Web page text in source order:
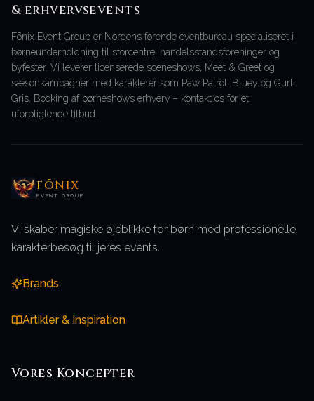
& erhvervsevents
Fōnix Event Group er Nordens førende eventbureau specialiseret i
børneunderholdning til storcentre, handelsstandsforeninger og
byfester. Vi leverer licenserede sceneshows, Meet & Greet og
sæsonkampagner med karakterer som Paw Patrol, Bluey og Gurli
Gris. Booking af børneshows erhverv – kontakt os for et
uforpligtende tilbud.
FŌNIX
EVENT GROUP
Vi skaber magiske øjeblikke for børn med professionelle
karakterbesøg til jeres events.
Brands
Artikler & Inspiration
Vores Koncepter